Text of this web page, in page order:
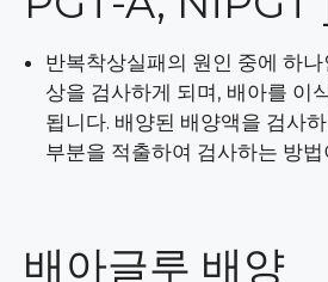
반복착상실패의 원인 중에 하
상을 검사하게 되며, 배아를 이
됩니다. 배양된 배양액을 검사
부분을 적출하여 검사하는 방법
배아글루 배양